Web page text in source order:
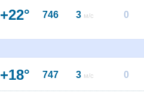
+22° 746 3 м/с 0
+18° 747 3 м/с 0